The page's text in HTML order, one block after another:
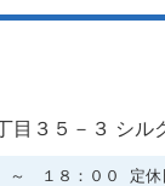
目３５－３ シル
～ １８：００ 定休